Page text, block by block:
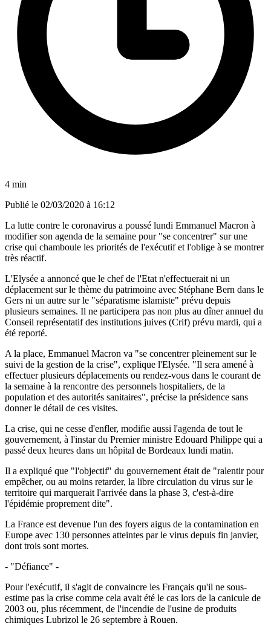
4 min
Publié le 02/03/2020 à 16:12
La lutte contre le coronavirus a poussé lundi Emmanuel Macron à
modifier son agenda de la semaine pour "se concentrer" sur une
crise qui chamboule les priorités de l'exécutif et l'oblige à se montrer
très réactif.
L'Elysée a annoncé que le chef de l'Etat n'effectuerait ni un
déplacement sur le thème du patrimoine avec Stéphane Bern dans le
Gers ni un autre sur le "séparatisme islamiste" prévu depuis
plusieurs semaines. Il ne participera pas non plus au dîner annuel du
Conseil représentatif des institutions juives (Crif) prévu mardi, qui a
été reporté.
A la place, Emmanuel Macron va "se concentrer pleinement sur le
suivi de la gestion de la crise", explique l'Elysée. "Il sera amené à
effectuer plusieurs déplacements ou rendez-vous dans le courant de
la semaine à la rencontre des personnels hospitaliers, de la
population et des autorités sanitaires", précise la présidence sans
donner le détail de ces visites.
La crise, qui ne cesse d'enfler, modifie aussi l'agenda de tout le
gouvernement, à l'instar du Premier ministre Edouard Philippe qui a
passé deux heures dans un hôpital de Bordeaux lundi matin.
Il a expliqué que "l'objectif" du gouvernement était de "ralentir pour
empêcher, ou au moins retarder, la libre circulation du virus sur le
territoire qui marquerait l'arrivée dans la phase 3, c'est-à-dire
l'épidémie proprement dite".
La France est devenue l'un des foyers aigus de la contamination en
Europe avec 130 personnes atteintes par le virus depuis fin janvier,
dont trois sont mortes.
- "Défiance" -
Pour l'exécutif, il s'agit de convaincre les Français qu'il ne sous-
estime pas la crise comme cela avait été le cas lors de la canicule de
2003 ou, plus récemment, de l'incendie de l'usine de produits
chimiques Lubrizol le 26 septembre à Rouen.